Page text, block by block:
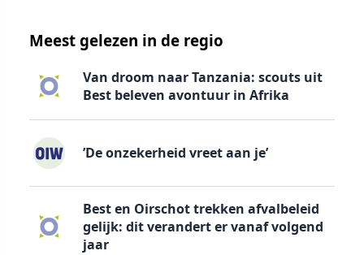
Meest gelezen in de regio
Van droom naar Tanzania: scouts uit
Best beleven avontuur in Afrika
’De onzekerheid vreet aan je’
Best en Oirschot trekken afvalbeleid
gelijk: dit verandert er vanaf volgend
jaar